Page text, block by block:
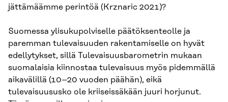
jättämäämme perintöä (Krznaric 2021)?
Suomessa ylisukupolviselle päätöksenteolle ja
paremman tulevaisuuden rakentamiselle on hyvät
edellytykset, sillä Tulevaisuusbarometrin mukaan
suomalaisia kiinnostaa tulevaisuus myös pidemmällä
aikavälillä (10–20 vuoden päähän), eikä
tulevaisuususko ole kriiseissäkään juuri horjunut.